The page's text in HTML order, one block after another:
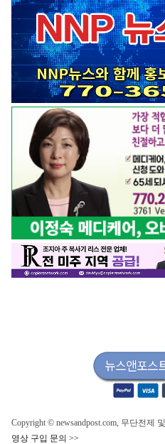
Copyright © newsandpost.com, 무단전제
영상 구입 문의 >>